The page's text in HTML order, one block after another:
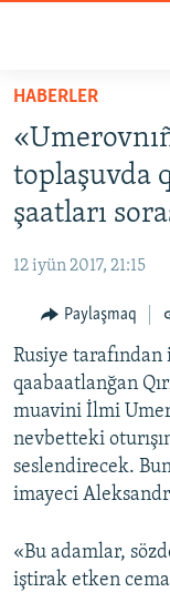
Esas
qaytmaq
Baş
navigatsiyağa
qaytmaq
Qıdıruvğa
qaytmaq
SİYASET
İQTİSADİYAT
MEDENİYET
İNSAN AQLARI
VİDEO
SÜRET
BLOGLAR
FİKİR
Русский
Українською
HABERLER
toplaşuvda
şaatları
12 iyün 2017, 21:15
Paylaşmaq
Rusiye tarafından
qaabaatlanğan
muavini İlmi
nevbetteki
seslendirecek.
imayeci
«Bu adamlar,
iştirak etken